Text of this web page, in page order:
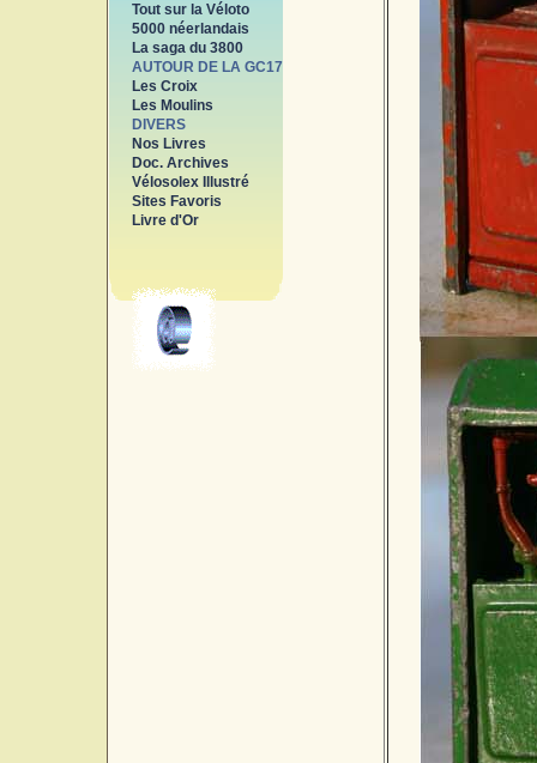
Tout sur la Véloto
5000 néerlandais
La saga du 3800
AUTOUR DE LA GC17
Les Croix
Les Moulins
DIVERS
Nos Livres
Doc. Archives
Vélosolex Illustré
Sites Favoris
Livre d'Or